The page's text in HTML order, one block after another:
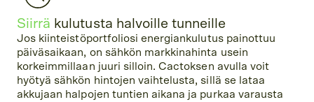
Siirrä kulutusta halvoille tunneille
Jos kiinteistöportfoliosi energiankulutus painottuu
päiväsaikaan, on sähkön markkinahinta usein
korkeimmillaan juuri silloin. Cactoksen avulla voit
hyötyä sähkön hintojen vaihtelusta, sillä se lataa
akkujaan halpojen tuntien aikana ja purkaa varausta